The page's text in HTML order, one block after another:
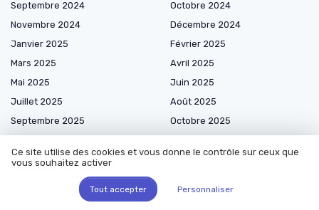
Septembre 2024
Octobre 2024
Novembre 2024
Décembre 2024
Janvier 2025
Février 2025
Mars 2025
Avril 2025
Mai 2025
Juin 2025
Juillet 2025
Août 2025
Septembre 2025
Octobre 2025
Janvier 2026
Février 2026
Ce site utilise des cookies et vous donne le contrôle sur ceux que
vous souhaitez activer
Tout accepter Personnaliser